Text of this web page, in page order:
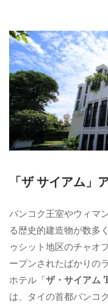
リ
ー
「ザ サイアム」
バンコク王室やウィマ
る歴史的建造物が数多
ゥシット地区のチャオ
ープンされたばかりの
ホテル「ザ・サイアム
は、タイの首都バンコ